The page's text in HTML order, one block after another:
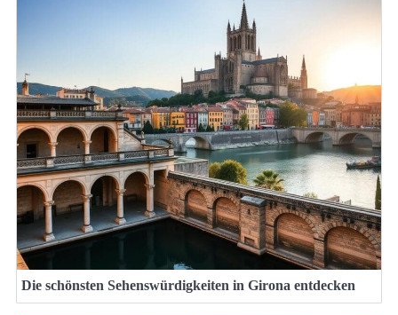
Die schönsten Sehenswürdigkeiten in Girona entdecken